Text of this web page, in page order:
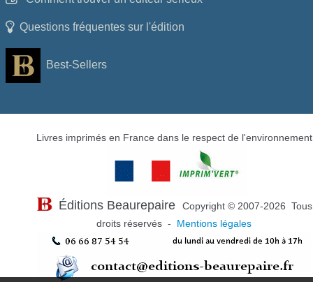
Questions fréquentes sur l'édition
Best-Sellers
Livres imprimés en France dans le respect de l'environnement
Éditions Beaurepaire
Copyright © 2007-2026 Tous
droits réservés -
Mentions légales